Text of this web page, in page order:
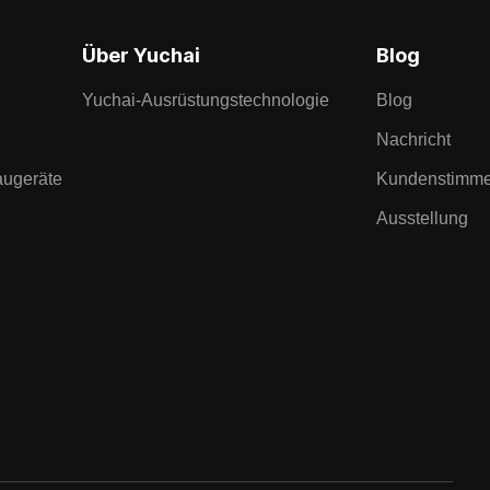
Über Yuchai
Yuchai-Ausrüstungstechnologie
Blog
Blog
Nachricht
Ausstellung